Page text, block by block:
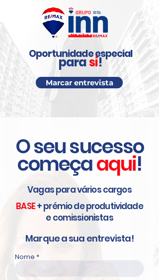
Oportunidade especial
parasi!
Marcar entrevista
O seu sucesso
começaaqui!
Vagas para vários cargos
BASE+ prémio de produtividade
ecomissionistas
Marque a sua entrevista!
Nome